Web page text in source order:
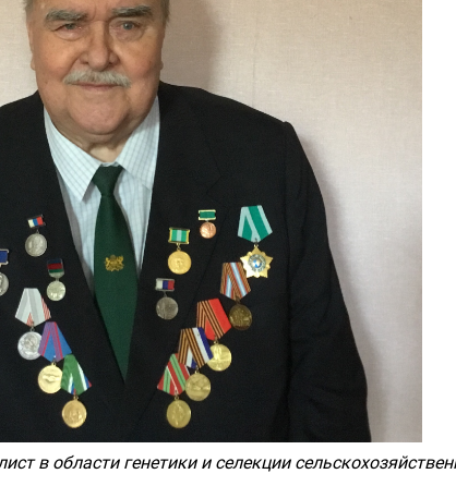
в области генетики и селекции